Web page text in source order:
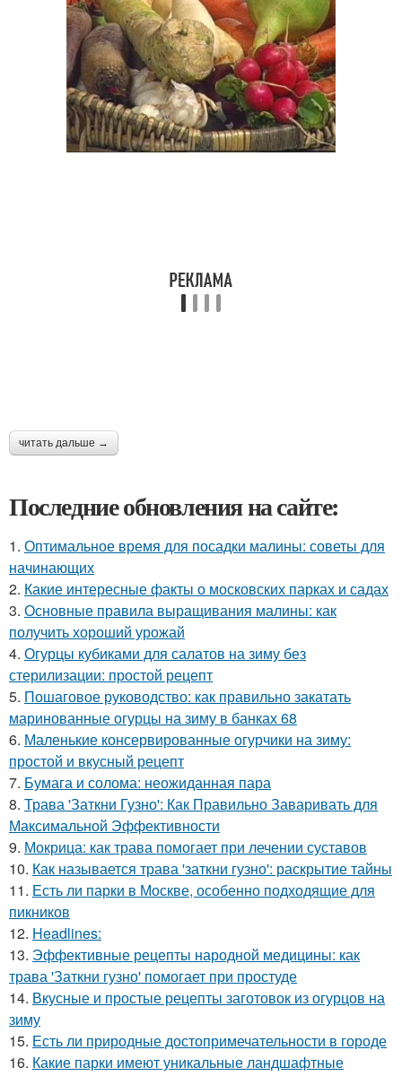
читать дальше →
Последние обновления на сайте:
1. Оптимальное время для посадки малины: советы для
начинающих
2. Какие интересные факты о московских парках и садах
3. Основные правила выращивания малины: как
получить хороший урожай
4. Огурцы кубиками для салатов на зиму без
стерилизации: простой рецепт
5. Пошаговое руководство: как правильно закатать
маринованные огурцы на зиму в банках 68
6. Маленькие консервированные огурчики на зиму:
простой и вкусный рецепт
7. Бумага и солома: неожиданная пара
8. Трава 'Заткни Гузно': Как Правильно Заваривать для
Максимальной Эффективности
9. Мокрица: как трава помогает при лечении суставов
10. Как называется трава 'заткни гузно': раскрытие тайны
11. Есть ли парки в Москве, особенно подходящие для
пикников
12. Headlines:
13. Эффективные рецепты народной медицины: как
трава 'Заткни гузно' помогает при простуде
14. Вкусные и простые рецепты заготовок из огурцов на
зиму
15. Есть ли природные достопримечательности в городе
16. Какие парки имеют уникальные ландшафтные